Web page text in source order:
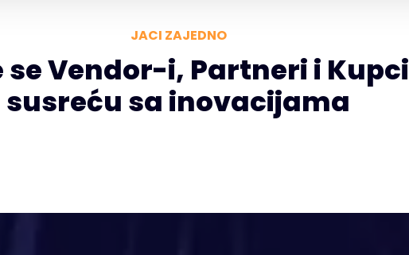
JACI ZAJEDNO
se Vendor-i, Partneri i Kupci
susreću sa inovacijama